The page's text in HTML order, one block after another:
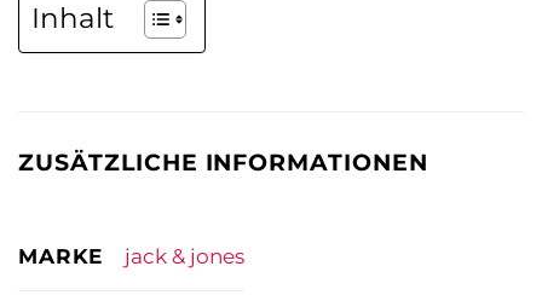
Inhalt
ZUSÄTZLICHE INFORMATIONEN
MARKE jack & jones